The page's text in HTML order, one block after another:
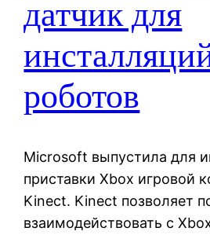
датчик для
роботов
Microsoft выпустила для
приставки Xbox игровой
Kinect. Kinect позволяет
взаимодействовать с